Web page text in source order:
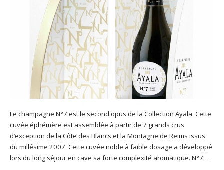
Le champagne N°7 est le second opus de la Collection Ayala. Cette
cuvée éphémère est assemblée à partir de 7 grands crus
d’exception de la Côte des Blancs et la Montagne de Reims issus
du millésime 2007. Cette cuvée noble à faible dosage a développé
lors du long séjour en cave sa forte complexité aromatique. N°7…